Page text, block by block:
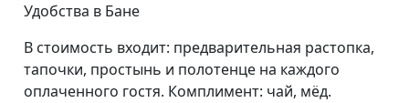
Удобства в Бане
В стоимость входит: предварительная растопка,
тапочки, простынь и полотенце на каждого
оплаченного гостя. Комплимент: чай, мёд.